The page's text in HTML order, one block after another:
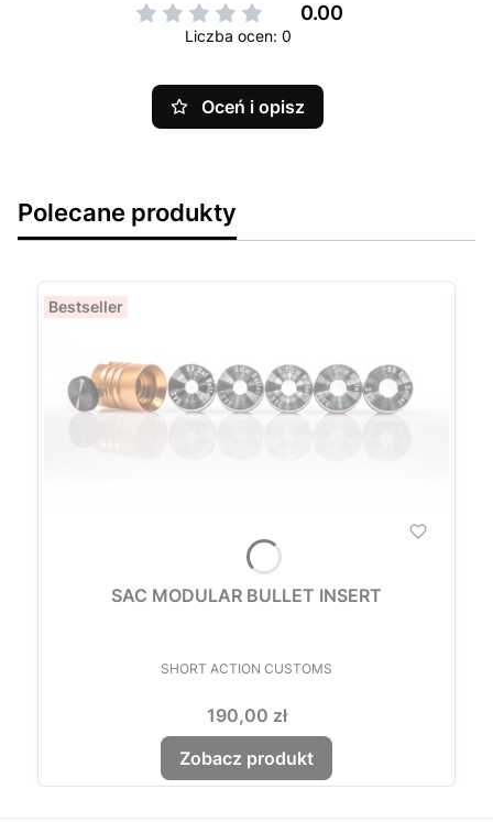
0.00
Liczba ocen: 0
Oceń i opisz
Polecane produkty
Bestseller
SAC MODULAR BULLET INSERT
PRODUCENT
SHORT ACTION CUSTOMS
Cena
190,00 zł
Zobacz produkt